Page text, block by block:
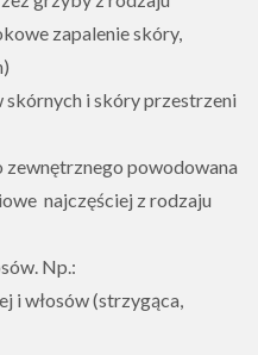
zapalenie skóry,
i skóry przestrzeni
zewnętrznego powodowana
najczęściej z rodzaju
Np.:
i włosów (strzygąca,